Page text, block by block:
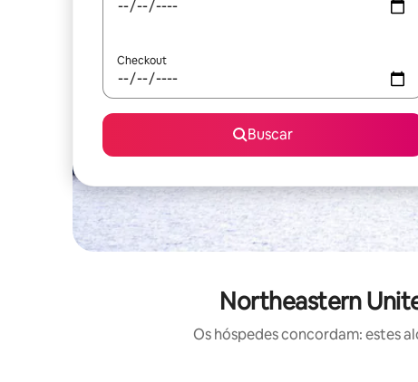
Checkout
Buscar
Northeastern
Os hóspedes concordam: estes